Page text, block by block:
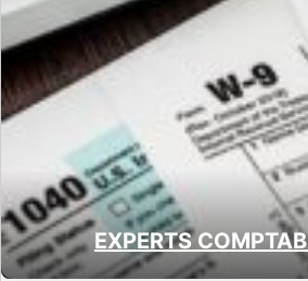
EXPERTS